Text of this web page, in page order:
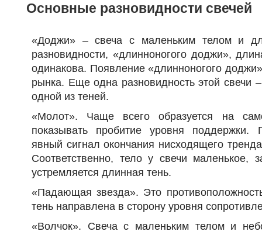
Основные разновидности свечей
«Доджи» – свеча с маленьким телом и
разновидности, «длинноногого доджи»,
одинакова. Появление «длинноногого
рынка. Еще одна разновидность этой свечи
одной из теней.
«Молот». Чаще всего образуется на
показывать пробитие уровня
явный сигнал окончания нисходящего
Соответственно, тело у свечи маленькое,
устремляется длинная тень.
«Падающая звезда». Это
тень направлена в сторону уровня
«Волчок». Свеча с маленьким телом и